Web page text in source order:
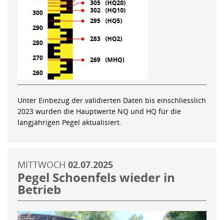
Unter Einbezug der validierten Daten bis einschliesslich
2023 wurden die Hauptwerte NQ und HQ für die
langjährigen Pegel aktualisiert.
MITTWOCH 02.07.2025
Pegel Schoenfels wieder in
Betrieb